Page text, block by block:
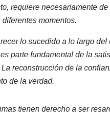
requiere necesariamente
momentos.
lo sucedido a lo largo
parte fundamental de la
reconstrucción de la
de la verdad.
tienen derecho a ser